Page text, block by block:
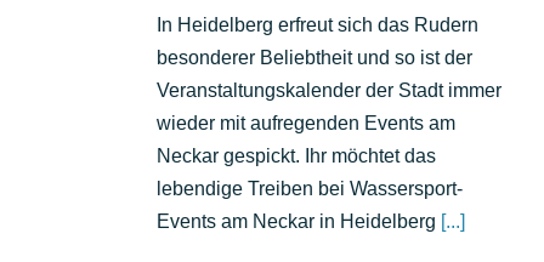
mitten
In Heidelberg erfreut sich das Rudern
besonderer Beliebtheit und so ist der
Veranstaltungskalender der Stadt immer
wieder mit aufregenden Events am
Neckar gespickt. Ihr möchtet das
lebendige Treiben bei Wassersport-
Events am Neckar in Heidelberg [...]